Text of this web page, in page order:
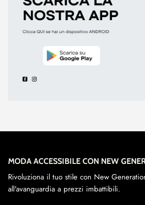
MODA ACCESSIBILE CON NEW
Rivoluziona il tuo stile con New
all'avanguardia a prezzi imbattibili.